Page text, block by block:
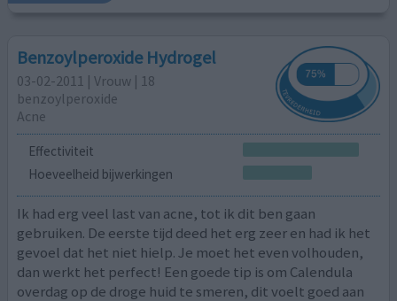
Benzoylperoxide Hydrogel
03-02-2011 | Vrouw | 18
benzoylperoxide
Acne
Effectiviteit
Hoeveelheid bijwerkingen
Ik had erg veel last van acne, tot ik dit ben gaan
gebruiken. De eerste tijd deed het erg zeer en had ik het
gevoel dat het niet hielp. Je moet het even volhouden,
dan werkt het perfect! Een goede tip is om Calendula
overdag op de droge huid te smeren, dit voelt goed aan